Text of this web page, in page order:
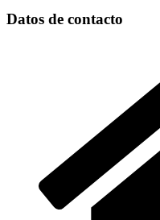
Datos de contacto